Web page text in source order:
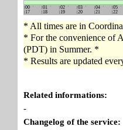
00 01 02 03 04 05
17
18 19 20 21 22
* All times are in
* For the convenience of
(PDT) in Summer. *
* Results are updated
Related informations:
-
Changelog of the service: